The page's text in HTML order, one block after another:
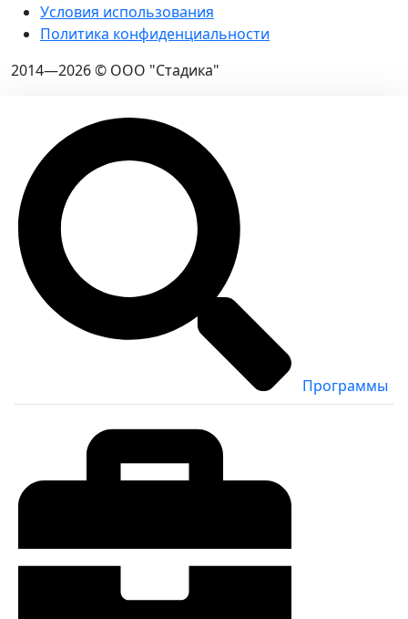
Условия использования
Политика конфиденциальности
2014—2026 © ООО "Стадика"
Программы